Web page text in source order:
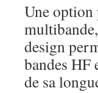
Une option
design
bandes HF
de sa